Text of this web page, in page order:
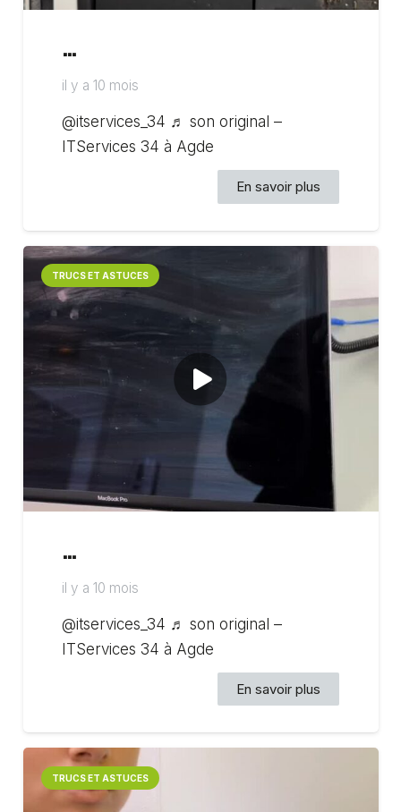
…
il y a 10 mois
@itservices_34 ♬ son original –
ITServices 34 à Agde
En savoir plus
TRUCS ET ASTUCES
…
il y a 10 mois
@itservices_34 ♬ son original –
ITServices 34 à Agde
En savoir plus
TRUCS ET ASTUCES